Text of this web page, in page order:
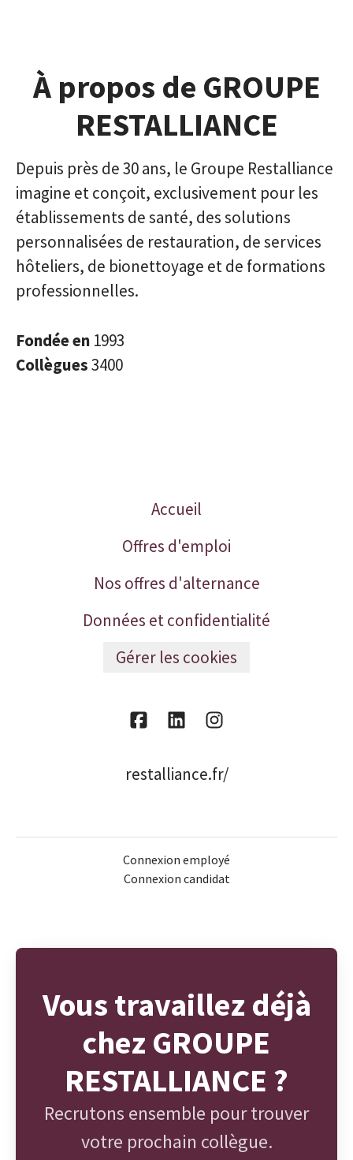
À propos de GROUPE
RESTALLIANCE
Depuis près de 30 ans, le Groupe Restalliance
imagine et conçoit, exclusivement pour les
établissements de santé, des solutions
personnalisées de restauration, de services
hôteliers, de bionettoyage et de formations
professionnelles.
Fondée en 1993
Collègues3400
Accueil
Offres d'emploi
Nos offres d'alternance
Données et confidentialité
Gérer les cookies
restalliance.fr/
Connexion employé
Connexion candidat
Vous travaillez déjà
chez GROUPE
RESTALLIANCE ?
Recrutons ensemble pour trouver
votre prochain collègue.